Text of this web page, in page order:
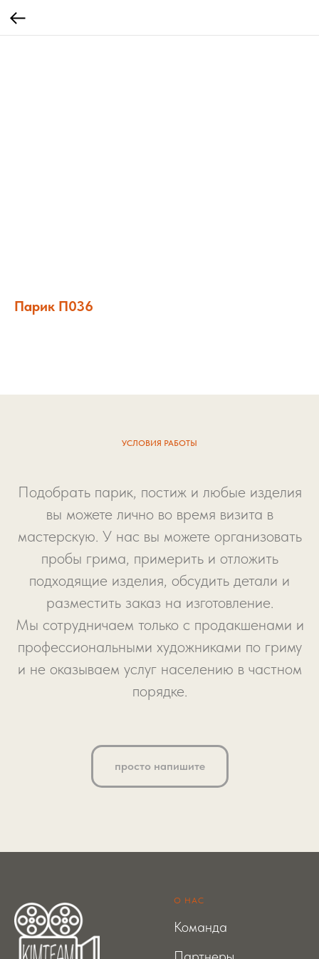
Парик П036
УСЛОВИЯ РАБОТЫ
Подобрать парик, постиж и любые изделия
вы можете лично во время визита в
мастерскую. У нас вы можете организовать
пробы грима, примерить и отложить
подходящие изделия, обсудить детали и
разместить заказ на изготовление.
Мы сотрудничаем только с продакшенами и
профессиональными художниками по гриму
и не оказываем услуг населению в частном
порядке.
просто напишите
О НАС
Команда